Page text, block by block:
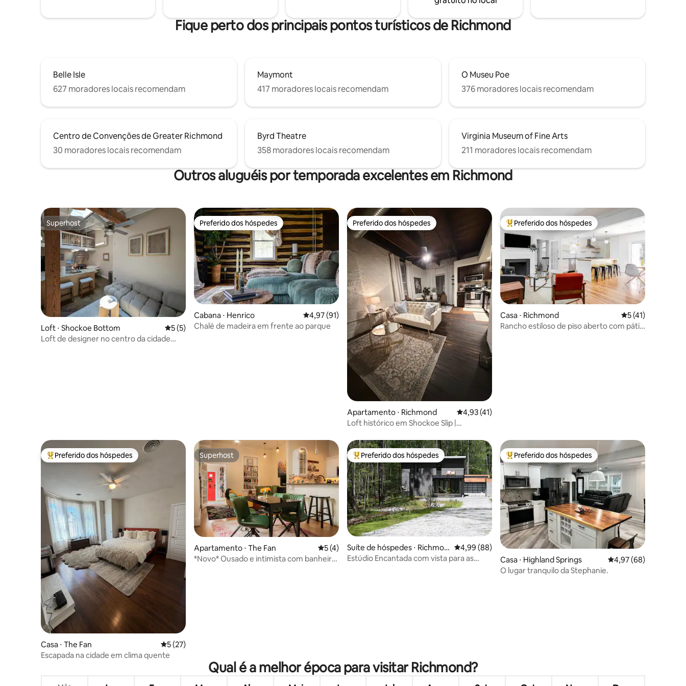
requer subir escadas externas.
fogueira e no gazebo coberto. Tenda
com ar-condicionado, Wi-Fi e iluminação.
Fique perto dos principais pontos turísticos de Richmond
Belle Isle
627 moradores locais recomendam
Maymont
417 moradores locais recomendam
O Museu Poe
376 moradores locais recomendam
Centro de Convenções de Greater Richmond
30 moradores locais recomendam
Byrd Theatre
358 moradores locais recomendam
Virginia Museum of Fine Arts
211 moradores locais recomendam
Outros aluguéis por temporada excelentes em Richmond
Superhost
Superhost
Loft ⋅ Shockoe Bottom 5 de uma avaliação média de 5, 5 avaliações
5 (5)
Loft de designer no centro da cidade
Preferido dos hóspedes
Preferido dos hóspedes
Cabana ⋅ Henrico 4,97 de uma avaliação média de 5, 91 avaliações
4,97 (91)
Chalé de madeira em frente ao parque
Preferido dos hóspedes
Preferido dos hóspedes
Apartamento ⋅ Richmond 4,93 de uma avaliação média de 5, 41 avaliações
4,93 (41)
Loft histórico em Shockoe Slip |
Entre os melhores preferidos dos hóspedes
Preferido dos hóspedes
Casa ⋅ Richmond 5 de uma
5 (41)
Rancho estiloso de piso aberto com pátio
Entre os melhores preferidos dos hóspedes
Preferido dos hóspedes
Casa ⋅ The Fan 5 de uma avaliação média de 5, 27 avaliações
5 (27)
Escapada na cidade em clima quente
Superhost
Superhost
Apartamento ⋅ The Fan 5 de uma avaliação média de 5, 4 avaliações
5 (4)
*Novo* Ousado e intimista com banheira
Entre os melhores preferidos dos hóspedes
Preferido dos hóspedes
Suíte de hóspedes ⋅ Richmon
d
4,99 de uma avaliação média de 5, 88 avaliações
4,99 (88)
Estúdio Encantada com vista para as
Entre os melhores preferidos dos hóspedes
Preferido dos hóspedes
Casa ⋅ Highland Springs 4,97 de uma
4,97 (68)
O lugar tranquilo da Stephanie.
Qual é a melhor época para visitar Richmond?